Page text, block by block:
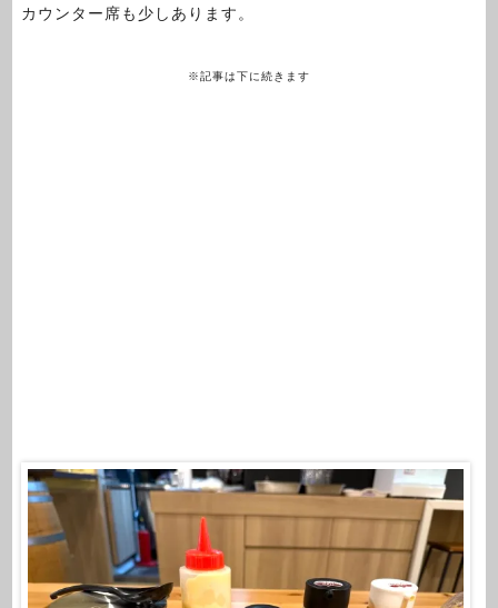
カウンター席も少しあります。
※記事は下に続きます